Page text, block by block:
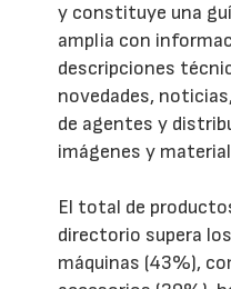
y constituye una
amplia con
descripciones
novedades,
de agentes y
imágenes y
El total de
directorio supera
máquinas (43%),